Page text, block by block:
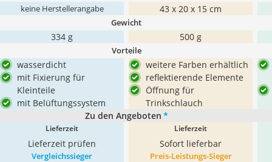
keine Herstellerangabe 43 x 20 x 15 cm
Gewicht
334 g 500 g
Vorteile
wasserdicht
mit Fixierung für
Kleinteile
mit Belüftungssystem
weitere Farben erhältlich
reflektierende Elemente
Öffnung für
Trinkschlauch
Zu den Angeboten *
Lieferzeit
Lieferzeit prüfen
Lieferzeit
Sofort lieferbar
Vergleichssieger Preis-Leistungs-Sieger